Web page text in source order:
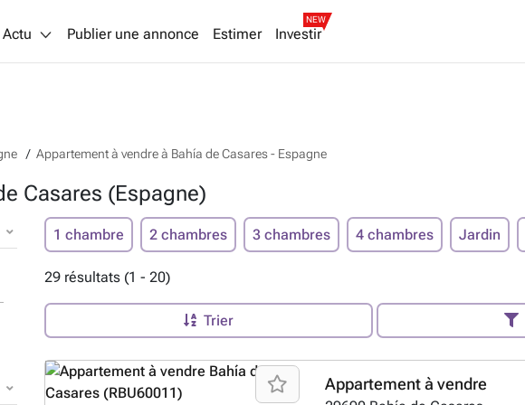
Actu Publier une annonce Estimer Investir
NEW
Appartement à vendre à Bahía de Casares - Espagne
Casares (Espagne)
1 chambre 2 chambres 3 chambres 4 chambres Jardin
29 résultats (1 - 20)
Trier
Appartement à vendre